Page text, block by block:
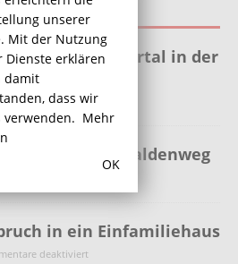
im Kiosk Kartal in der
20
deaktiviert
am Haldenweg
in ein Einfamiliehaus
deaktiviert
unserer
Mit der Nutzung
Dienste erklären
damit
dass wir
verwenden. Mehr
OK